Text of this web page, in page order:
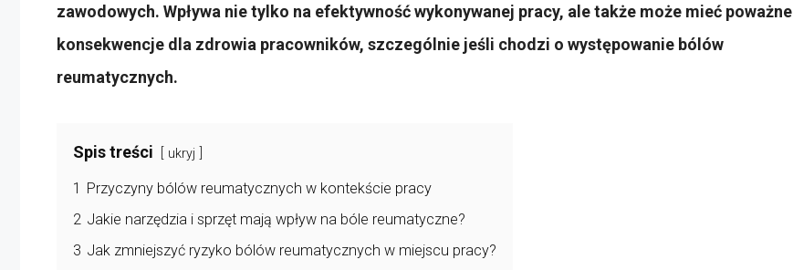
zawodowych. Wpływa nie tylko na efektywność wykonywanej pracy, ale także może mieć poważne
konsekwencje dla zdrowia pracowników, szczególnie jeśli chodzi o występowanie bólów
reumatycznych.
Spis treści ukryj
1 Przyczyny bólów reumatycznych w kontekście pracy
2 Jakie narzędzia i sprzęt mają wpływ na bóle reumatyczne?
3 Jak zmniejszyć ryzyko bólów reumatycznych w miejscu pracy?